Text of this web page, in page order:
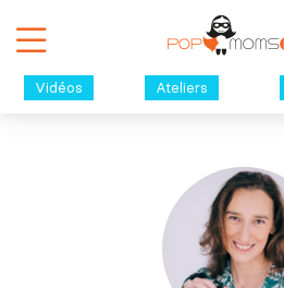
Vidéos Ateliers